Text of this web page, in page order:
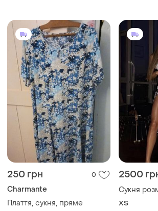
250 грн 0
Charmante
Плаття, сукня, пряме
2500
Сукня
ХS